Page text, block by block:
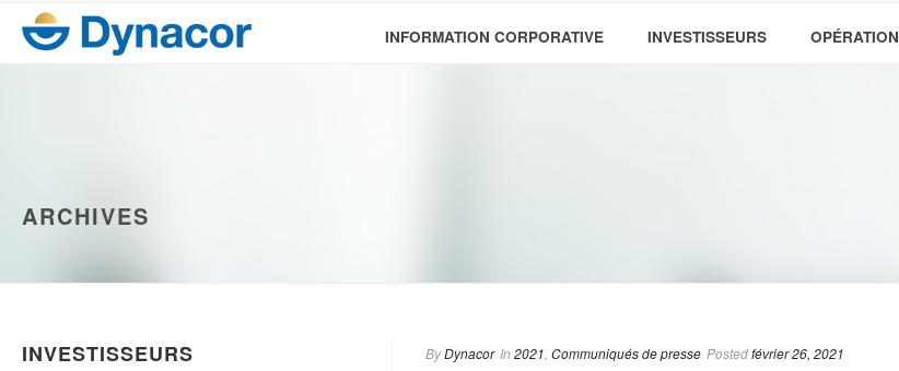
INFORMATION CORPORATIVE INVESTISSEURS
ARCHIVES
ByDynacor In 2021 Communiqués de presse Postedfévrier 26, 2021
INVESTISSEURS